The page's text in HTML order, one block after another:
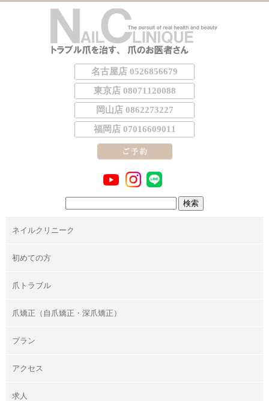
名古屋店 0526856679
東京店 08071120088
岡山店 0862273227
福岡店 07016609011
ネイルクリニーク
初めての方
爪トラブル
爪矯正（自爪矯正・深爪矯正）
プラン
アクセス
求人